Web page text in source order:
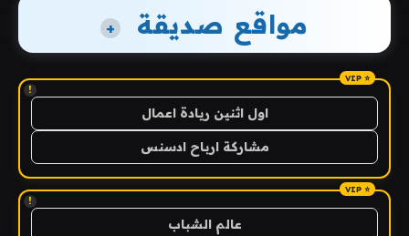
مواقع صديقة +
!
اول اثنين ريادة اعمال
مشاركة ارباح ادسنس
!
عالم الشباب